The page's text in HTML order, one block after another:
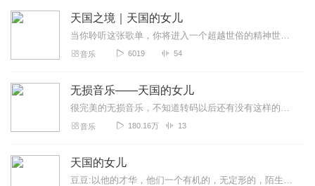
天国之境｜天国的女儿
当你聆听这张歌单，你将进入一个超越世俗的精神世界。这里的音乐如天国之女般纯净，没有贪嗔痴的牵绊，只有参禅悟道的宁静与天人合一的境界。适合在冥想、静思或寻求内心安...
音乐 6019 54
无损音乐——天国的女儿
很完美的无损音乐，不知道转码以后还有没有这样的效果。没有歌词的演唱技巧，纯粹的人声充满海洋的意像乐曲，清新透亮极其空间感的嗓音索引着你的思绪，跟随月光滑行，再加...
音乐 180.16万 13
天国的女儿
豆豆:以他的才华，他们一个有机的，无定形的，陌生的，暧昧的和未成臻达的世界，男女主人公那浓墨重彩的经历以及令人唏嘘的爱情故事，创造出一种超然背叛的意志，而这意志...